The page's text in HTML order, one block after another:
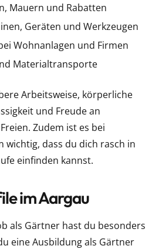
Mauern und Rabatten
Geräten und Werkzeugen
Wohnanlagen und Firmen
Materialtransporte
Arbeitsweise, körperliche
und Freude an
Zudem ist es bei
wichtig, dass du dich rasch in
einfinden kannst.
im Aargau
als Gärtner hast du besonders
eine Ausbildung als Gärtner